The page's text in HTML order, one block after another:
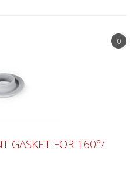
0
GASKET FOR 160°/